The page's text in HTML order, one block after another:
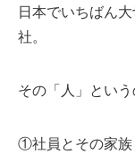
日本でいちばん
社。
その「人」という
①社員とその家族